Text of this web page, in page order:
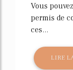
Vous
permis de
ces...
LIRE